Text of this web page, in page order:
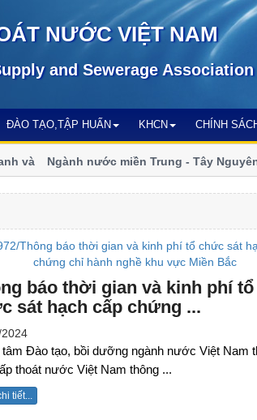
NƯỚC VIỆT NAM
and Sewerage Association
ĐÀO TẠO,TẬP HUẤN KHCN CHÍNH
Ngành nước miền Trung - Tây Nguyên
đổi khí hậu
báo thời gian và kinh phí tổ
sát hạch cấp chứng ...
tâm Đào tạo, bồi dưỡng ngành nước Việt Nam
thoát nước Việt Nam thông ...
tiết...